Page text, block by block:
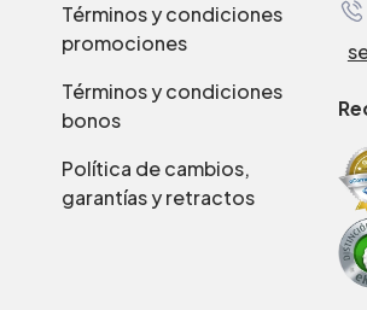
Términos y condiciones
promociones
Términos y condiciones
bonos
Política de cambios,
garantías y retractos